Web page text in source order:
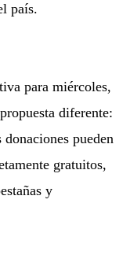
país.
para miércoles,
diferente:
pueden
gratuitos,
y